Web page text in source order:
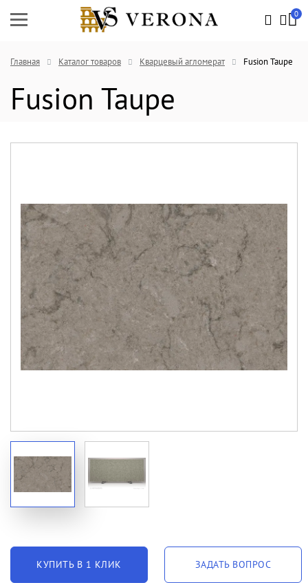
0
Главная Каталог товаров Кварцевый агломерат Fusion Taupe
Fusion Taupe
КУПИТЬ В 1 КЛИК ЗАДАТЬ ВОПРОС